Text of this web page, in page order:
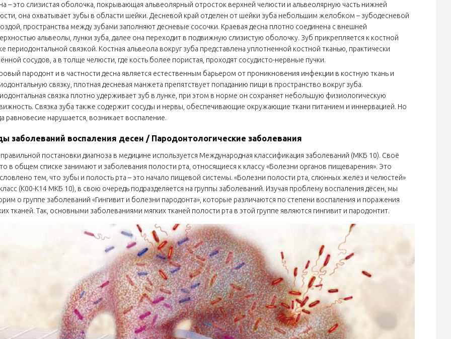
– это слизистая оболочка, покрывающая альвеолярный отросток верхней челюсти и альвеолярную часть нижней
она охватывает зубы в области шейки. Десневой край отделен от шейки зуба небольшим желобком – зубодесневой
пространства между зубами заполняют десневые сосочки. Краевая десна плотно соединена с внешней
альвеолы, лунки зуба, далее она переходит в подвижную слизистую оболочку. Зуб прикрепляется к костной
периодонтальной связкой. Костная альвеола вокруг зуба представлена уплотненной костной тканью, практически
сосудов, а в толще челюсти, где кость более пористая, проходят сосудисто-нервные пучки.
пародонт и в частности десна является естественным барьером от проникновения инфекции в костную ткань и
связку, плотная десневая манжета препятствует попаданию пищи в пространство вокруг зуба.
связка плотно удерживает зуб в лунке, при этом в норме он сохраняет небольшую физиологическую
Связка зуба также содержит сосуды и нервы, обеспечивающие окружающие ткани питанием и иннервацией. Но
равновесие нарушается, возникает воспаление.
заболеваний воспаления десен / Пародонтологические заболевания
постановки диагноза в медицине используется Международная классификация заболеваний (МКБ 10). Своё
в общем списке занимают и заболевания полости рта, относящиеся к классу «Болезни органов пищеварения». Это
тем, что зубы и полость рта – это начало пищевой системы. «Болезни полости рта, слюнных желёз и челюстей»
(К00-К14 МКБ 10), в свою очередь подразделяется на группы заболеваний. Изучая проблему воспаления дёсен, мы
о группе заболеваний «Гингивит и болезни пародонта», которые различаются по степени воспаления и поражения
тканей. Так, основными заболеваниями мягких тканей полости рта в этой группе являются гингивит и пародонтит.